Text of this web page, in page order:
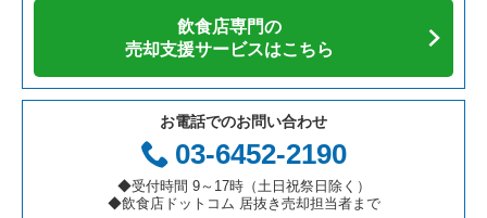
カフェの居抜き売却物件の案件一覧
テイクアウトの居抜き売却物件の案件一覧
お弁当・惣菜・デリの居抜き売却物件の案件一覧
カラオケ・パブ・スナックの居抜き売却物件の案件一覧
愛知県の飲食店の居抜き売却物件の案件一覧
岐阜県の飲食店の居抜き売却物件の案件一覧
三重県の飲食店の居抜き売却物件の案件一覧
横浜市南区の飲食店の居抜き売却物件の案件一覧
横浜市港北区の飲食店の居抜き売却物件の案件一覧
横浜市神奈川区の飲食店の居抜き売却物件の案件一覧
横浜市都筑区の飲食店の居抜き売却物件の案件一覧
神奈川県の焼肉の居抜き売却物件の案件一覧
神奈川県の鉄板焼き・お好み焼の居抜き売却物件の案件一覧
神奈川県のアジア料理の居抜き売却物件の案件一覧
神奈川県のカフェの居抜き売却物件の案件一覧
鎌倉駅のお弁当・惣菜・デリの居抜き売却物件の案件一覧
鎌倉駅のバーの居抜き売却物件の案件一覧
鎌倉駅の和食の居抜き売却物件の案件一覧
鎌倉駅の洋食の居抜き売却物件の案件一覧
飲食店専門の
売却支援サービスはこちら
お電話でのお問い合わせ
03-6452-2190
◆受付時間 9～17時（土日祝祭日除く）
◆飲食店ドットコム 居抜き売却担当者まで